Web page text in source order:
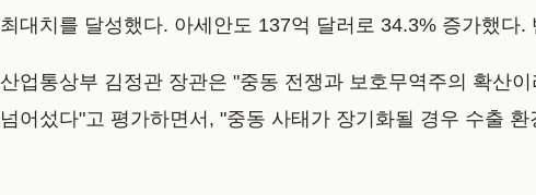
최대치를 달성했다. 아세안도 137억 달러로 34.3% 증가했
산업통상부 김정관 장관은 "중동 전쟁과 보호무역주의 확산
넘어섰다"고 평가하면서, "중동 사태가 장기화될 경우 수출